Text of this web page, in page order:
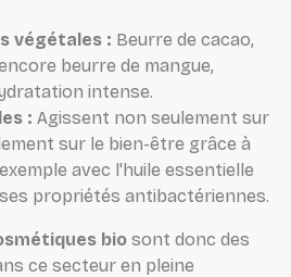
végétales : Beurre de cacao,
beurre de mangue,
intense.
: Agissent non seulement sur
sur le bien-être grâce à
avec l'huile essentielle
propriétés antibactériennes.
bio sont donc des
ce secteur en pleine